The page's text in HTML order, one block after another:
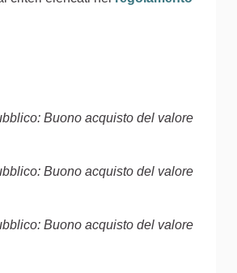
Buono acquisto del valore
Buono acquisto del valore
Buono acquisto del valore